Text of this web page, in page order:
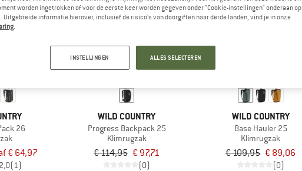
26
€ 64,97
2,0(1)
WILD COUNTRY
Progress Backpack 25
Klimrugzak
€ 114,95 € 97,71
(0)
WILD COUNTRY
Base Hauler 25
Klimrugzak
€ 109,95 € 89,06
(0)
worden ingetrokken of voor de eerste keer worden gegeven onder "Cookie-instellingen" onderaan op
Uitgebreide informatie hierover, inclusief de risico's van doorgiften naar derde landen, vind je in onze
.
INSTELLINGEN ALLES SELECTEREN